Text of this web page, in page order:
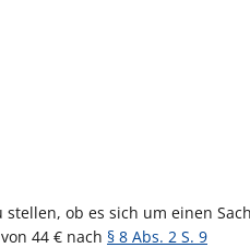
ob es sich um einen
44 € nach § 8 Abs. 2 S. 9